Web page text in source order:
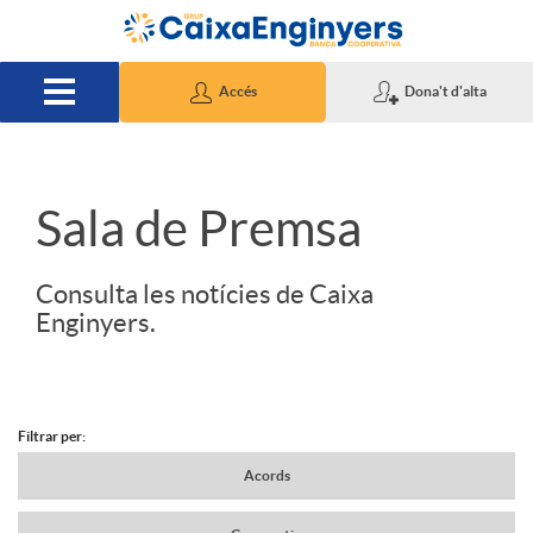
Salta al contingut principal
Accés Dona't d'alta
S
d
Sala de Premsa
Consulta les notícies de Caixa
Enginyers.
N
Filtrar per:
Acords